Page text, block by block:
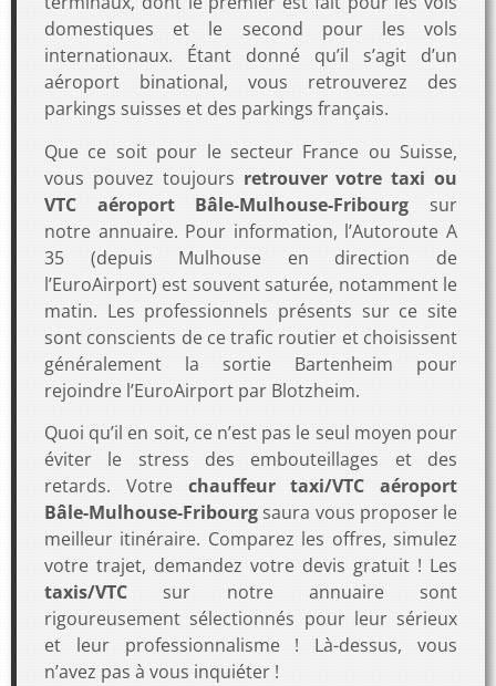
domestiques et le second pour les vols
internationaux. Étant donné qu’il s’agit d’un
aéroport binational, vous retrouverez des
parkings suisses et des parkings français.
Que ce soit pour le secteur France ou Suisse,
vous pouvez toujours retrouver votre taxi ou
VTC aéroport Bâle-Mulhouse-Fribourg sur
notre annuaire. Pour information, l’Autoroute A
35 (depuis Mulhouse en direction de
l’EuroAirport) est souvent saturée, notamment le
matin. Les professionnels présents sur ce site
sont conscients de ce trafic routier et choisissent
généralement la sortie Bartenheim pour
rejoindre l’EuroAirport par Blotzheim.
Quoi qu’il en soit, ce n’est pas le seul moyen pour
éviter le stress des embouteillages et des
retards. Votre chauffeur taxi/VTC aéroport
Bâle-Mulhouse-Fribourgsaura vous proposer le
meilleur itinéraire. Comparez les offres, simulez
votre trajet, demandez votre devis gratuit ! Les
taxis/VTC sur notre annuaire sont
rigoureusement sélectionnés pour leur sérieux
et leur professionnalisme ! Là-dessus, vous
n’avez pas à vous inquiéter !